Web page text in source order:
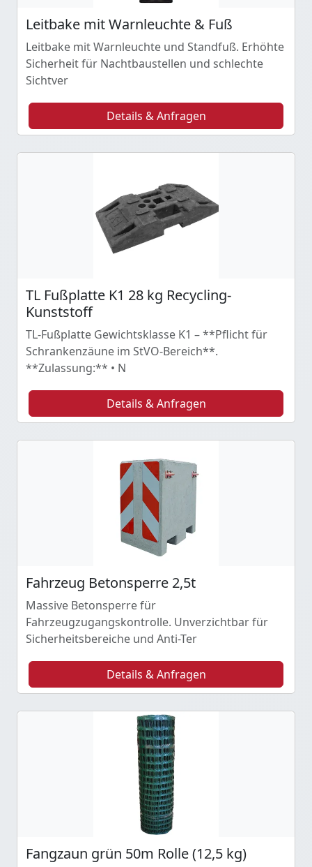
Leitbake mit Warnleuchte & Fuß
Leitbake mit Warnleuchte und Standfuß. Erhöhte
Sicherheit für Nachtbaustellen und schlechte
Sichtver
Details & Anfragen
TL Fußplatte K1 28 kg Recycling-
Kunststoff
TL-Fußplatte Gewichtsklasse K1 – **Pflicht für
Schrankenzäune im StVO-Bereich**.
**Zulassung:** • N
Details & Anfragen
Fahrzeug Betonsperre 2,5t
Massive Betonsperre für
Fahrzeugzugangskontrolle. Unverzichtbar für
Sicherheitsbereiche und Anti-Ter
Details & Anfragen
Fangzaun grün 50m Rolle (12,5 kg)